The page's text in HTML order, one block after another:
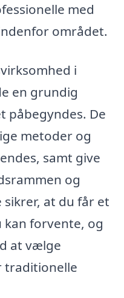
med
området.
i
en grundig
påbegyndes. De
metoder og
samt give
og
at du får et
kan forvente, og
at vælge
traditionelle